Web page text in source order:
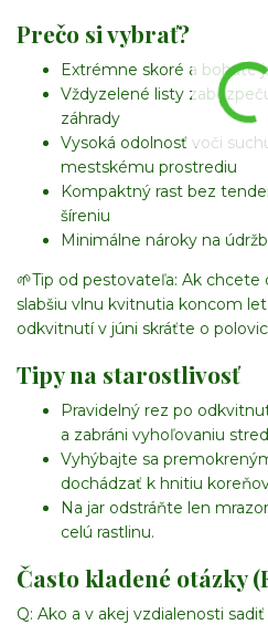
Prečo si vybrať?
Extrémne skoré a bohaté
Vždyzelené listy
záhrady
Vysoká odolnosť voči
mestskému prostrediu
Kompaktný rast bez
šíreniu
Minimálne nároky na
🌱Tip od pestovateľa: Ak chcete
slabšiu vlnu kvitnutia koncom
odkvitnutí v júni skráťte o
Tipy na starostlivosť
Pravidelný rez po
a zabráni vyhoľovaniu
Vyhýbajte sa
dochádzať k hnitiu
Na jar odstráňte len
celú rastlinu.
Často kladené otázky
Q: Ako a v akej vzdialenosti